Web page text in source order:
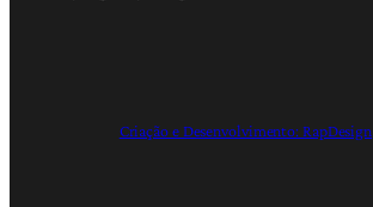
Criação e Desenvolvimento: RapDesign